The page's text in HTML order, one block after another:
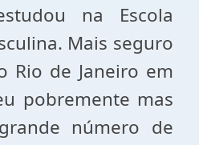
na Escola
Mais seguro
Rio de Janeiro em
pobremente mas
número de